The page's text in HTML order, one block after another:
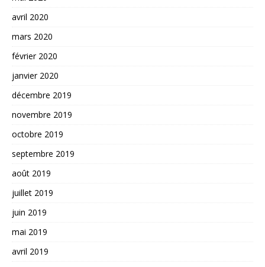
avril 2020
mars 2020
février 2020
janvier 2020
décembre 2019
novembre 2019
octobre 2019
septembre 2019
août 2019
juillet 2019
juin 2019
mai 2019
avril 2019